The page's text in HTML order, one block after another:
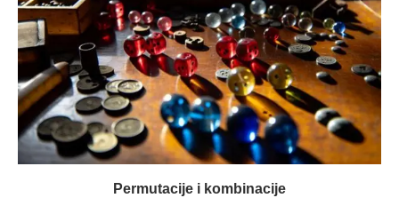
Permutacije i kombinacije